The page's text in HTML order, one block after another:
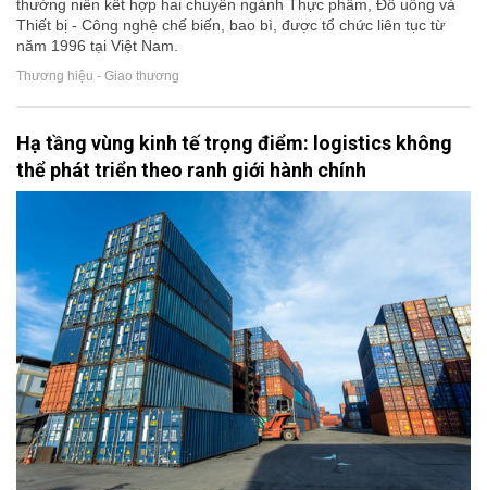
thường niên kết hợp hai chuyên ngành Thực phẩm, Đồ uống và
Thiết bị - Công nghệ chế biến, bao bì, được tổ chức liên tục từ
năm 1996 tại Việt Nam.
Thương hiệu - Giao thương
Hạ tầng vùng kinh tế trọng điểm: logistics không
thể phát triển theo ranh giới hành chính